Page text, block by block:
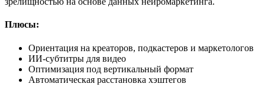
Плюсы:
Ориентация на креаторов, подкастеров и маркетологов
ИИ-субтитры для видео
Оптимизация под вертикальный формат
Автоматическая расстановка хэштегов